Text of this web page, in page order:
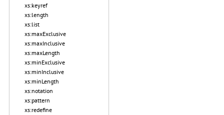
xs:keyref
xs:length
xs:list
xs:maxExclusive
xs:maxInclusive
xs:maxLength
xs:minExclusive
xs:minInclusive
xs:minLength
xs:notation
xs:pattern
xs:redefine